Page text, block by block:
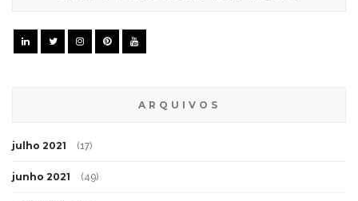
ARQUIVOS
julho 2021 (17)
junho 2021 (49)